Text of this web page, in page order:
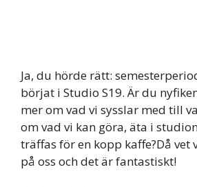
Ja, du hörde rätt:
börjat i Studio S19. Är du
mer om vad vi sysslar med till
om vad vi kan göra, äta i
träffas för en kopp kaffe?Då vet
på oss och det är fantastiskt!